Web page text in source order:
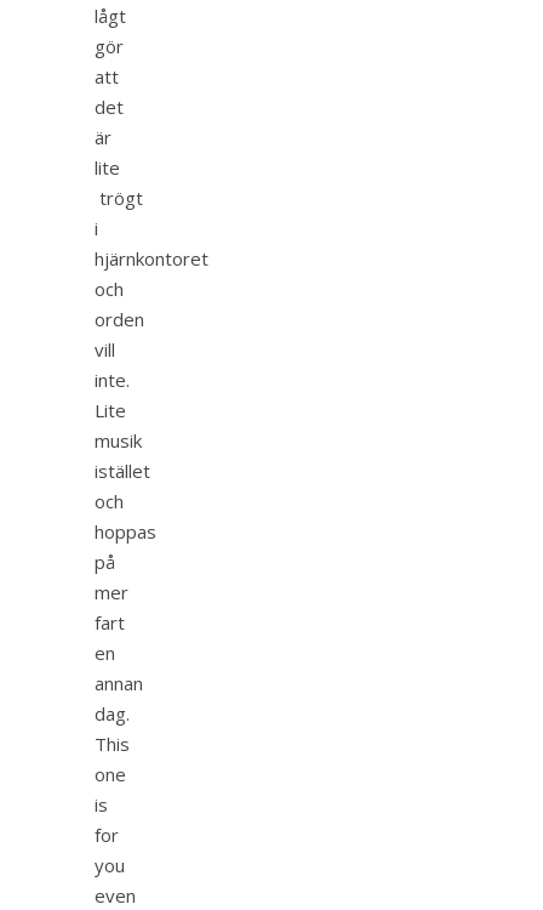
lågt
gör
att
det
är
lite
trögt
i
hjärnkontoret
och
orden
vill
inte.
Lite
musik
istället
och
hoppas
på
mer
fart
en
annan
dag.
This
one
is
for
you
even